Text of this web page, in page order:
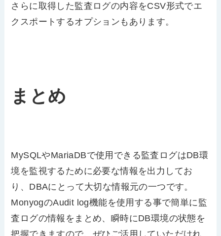
さらに取得した監査ログの内容をCSV形式でエ
クスポートするオプションもあります。
まとめ
MySQLやMariaDBで使用できる監査ログはDB環
境を監視するために必要な情報を出力してお
り、DBAにとって大切な情報元の一つです。
MonyogのAudit log機能を使用する事で簡単に監
査ログの情報をまとめ、瞬時にDB環境の状態を